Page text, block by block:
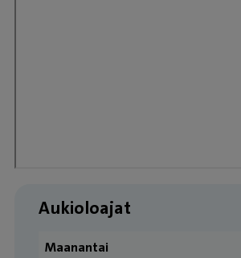
Aukioloajat
Maanantai